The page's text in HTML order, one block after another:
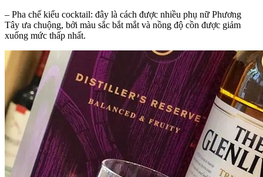
– Pha chế kiểu cocktail: đây là cách được nhiều phụ nữ Phương
Tây ưa chuộng, bởi màu sắc bắt mắt và nồng độ cồn được giảm
xuống mức thấp nhất.